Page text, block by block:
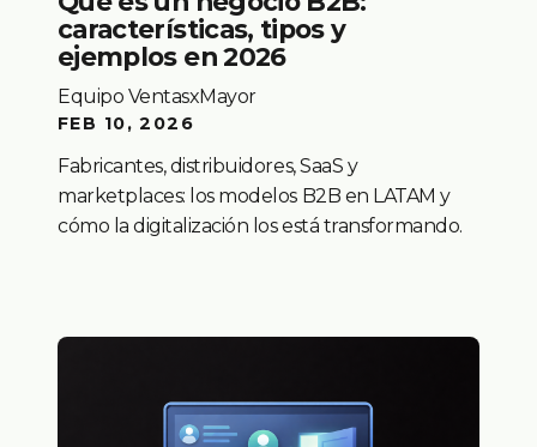
características, tipos y
ejemplos en 2026
Equipo VentasxMayor
FEB 10, 2026
Fabricantes, distribuidores, SaaS y
marketplaces: los modelos B2B en LATAM y
cómo la digitalización los está transformando.